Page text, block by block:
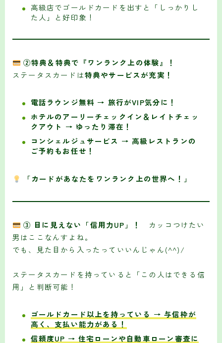
高級店でゴールドカードを出すと「しっかりし
た人」と好印象！
②特典＆特典で『ワンランク上の体験』！
ステータスカードは特典やサービスが充実！
電話ラウンジ無料 → 旅行がVIP気分に！
ホテルのアーリーチェックイン＆レイトチェッ
クアウト → ゆったり滞在！
コンシェルジュサービス → 高級レストランの
ご予約もお任せ！
「カードがあなたをワンランク上の世界へ！」
③ 目に見えない「信用力UP」！
カッコつけたい
男はここなんすよね。
でも、見た目から入ったっていいんじゃん(^^)/
ステータスカードを持っていると「この人はできる信
用」と判断可能！
ゴールドカード以上を持っている → 与信枠が
高く、支払い能力がある！
信頼度UP → 住宅ローンや自動車ローン審査に